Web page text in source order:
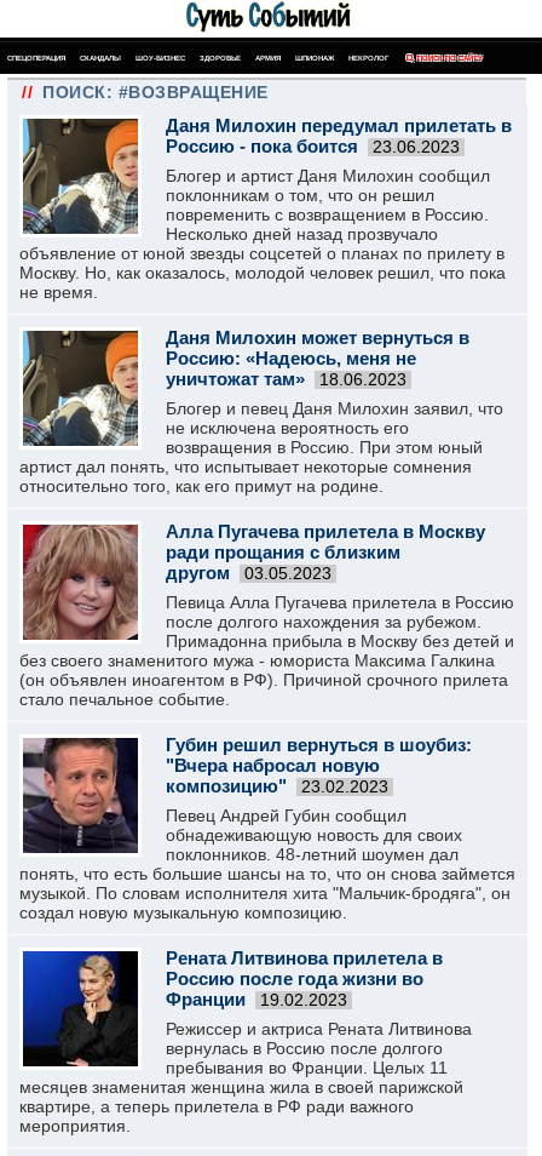
СПЕЦОПЕРАЦИЯ СКАНДАЛЫ ШОУ-БИЗНЕС ЗДОРОВЬЕ АРМИЯ ШПИОНАЖ НЕКРОЛОГ ПОИСК ПО САЙТУ
// ПОИСК: #ВОЗВРАЩЕНИЕ
Даня Милохин передумал прилетать в
Россию - пока боится
23.06.2023
Блогер и артист Даня Милохин сообщил
поклонникам о том, что он решил
повременить с возвращением в Россию.
Несколько дней назад прозвучало
объявление от юной звезды соцсетей о планах по прилету в
Москву. Но, как оказалось, молодой человек решил, что пока
не время.
Даня Милохин может вернуться в
Россию: «Надеюсь, меня не
уничтожат там»
18.06.2023
Блогер и певец Даня Милохин заявил, что
не исключена вероятность его
возвращения в Россию. При этом юный
артист дал понять, что испытывает некоторые сомнения
относительно того, как его примут на родине.
Алла Пугачева прилетела в Москву
ради прощания с близким
другом
03.05.2023
Певица Алла Пугачева прилетела в Россию
после долгого нахождения за рубежом.
Примадонна прибыла в Москву без детей и
без своего знаменитого мужа - юмориста Максима Галкина
(он объявлен иноагентом в РФ). Причиной срочного прилета
стало печальное событие.
Губин решил вернуться в шоубиз:
"Вчера набросал новую
композицию"
23.02.2023
Певец Андрей Губин сообщил
обнадеживающую новость для своих
поклонников. 48-летний шоумен дал
понять, что есть большие шансы на то, что он снова займется
музыкой. По словам исполнителя хита "Мальчик-бродяга", он
создал новую музыкальную композицию.
Рената Литвинова прилетела в
Россию после года жизни во
Франции
19.02.2023
Режиссер и актриса Рената Литвинова
вернулась в Россию после долгого
пребывания во Франции. Целых 11
месяцев знаменитая женщина жила в своей парижской
квартире, а теперь прилетела в РФ ради важного
мероприятия.